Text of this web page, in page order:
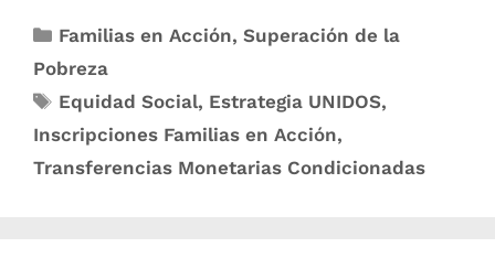
Familias en Acción,Superación de la
Pobreza
Equidad Social, Estrategia UNIDOS,
Inscripciones Familias en Acción,
Transferencias Monetarias Condicionadas